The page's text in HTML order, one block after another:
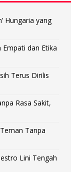
Hungaria yang
Empati dan Etika
Terus Dirilis
Rasa Sakit,
Tanpa
Lini Tengah